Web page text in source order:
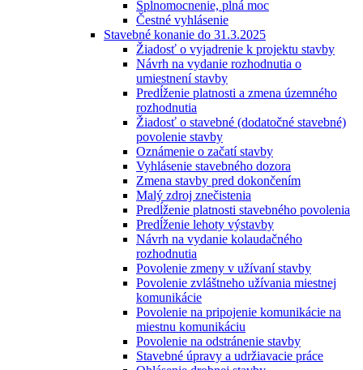
Splnomocnenie, plná moc
Čestné vyhlásenie
Stavebné konanie do 31.3.2025
Žiadosť o vyjadrenie k projektu stavby
Návrh na vydanie rozhodnutia o
umiestnení stavby
Predĺženie platnosti a zmena územného
rozhodnutia
Žiadosť o stavebné (dodatočné stavebné)
povolenie stavby
Oznámenie o začatí stavby
Vyhlásenie stavebného dozora
Zmena stavby pred dokončením
Malý zdroj znečistenia
Predĺženie platnosti stavebného povolenia
Predĺženie lehoty výstavby
Návrh na vydanie kolaudačného
rozhodnutia
Povolenie zmeny v užívaní stavby
Povolenie zvláštneho užívania miestnej
komunikácie
Povolenie na pripojenie komunikácie na
miestnu komunikáciu
Povolenie na odstránenie stavby
Stavebné úpravy a udržiavacie práce